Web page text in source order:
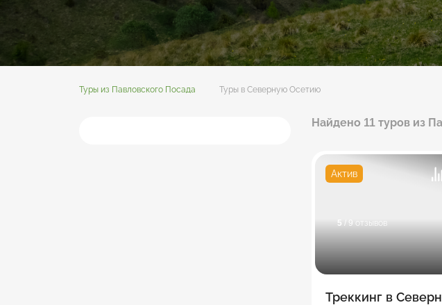
Туры из Павловского Посада Туры в Северную Осетию
Найдено 11 туров из
Актив
5 / 9 отзывов
Треккинг в